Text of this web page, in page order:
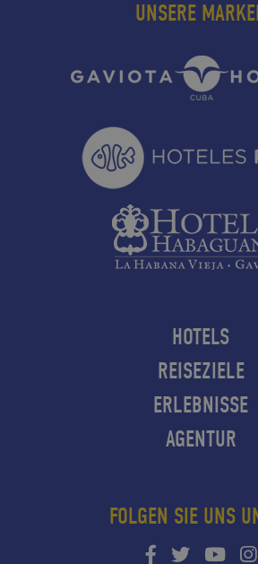
UNSERE
HOTELS
REISEZIELE
ERLEBNISSE
AGENTUR
FOLGEN SIE UNS